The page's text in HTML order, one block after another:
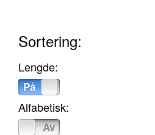
Sortering:
Lengde:
På
Alfabetisk:
Av